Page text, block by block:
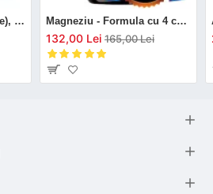
Omega-3 Eco (60 capsule), GAL Magneziu - Formula cu 4 chelați (120 capsule), Neutrient
132,00 Lei 165,00 Lei